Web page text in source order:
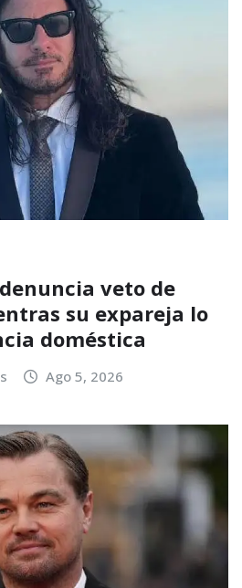
veto de
su expareja lo
doméstica
Ago 5, 2026